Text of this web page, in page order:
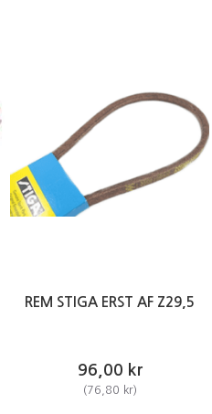
REM STIGA ERST AF Z29,5
96,00 kr
(76,80 kr)